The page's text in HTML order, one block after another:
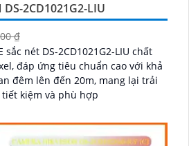
DS-2CD1021G2-LIU
₫
sắc nét DS-2CD1021G2-LIU chất
đáp ứng tiêu chuẩn cao với khả
đêm lên đến 20m, mang lại trải
kiệm và phù hợp